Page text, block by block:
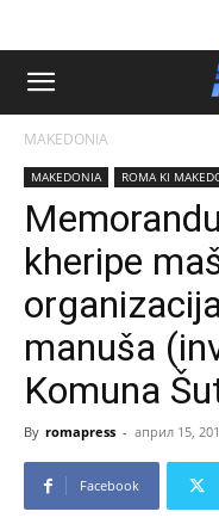
MAKEDONIA
MAKEDONIA ROMA KI
kheripe
manuša
Komuna
By romapress - април 15,
Facebook